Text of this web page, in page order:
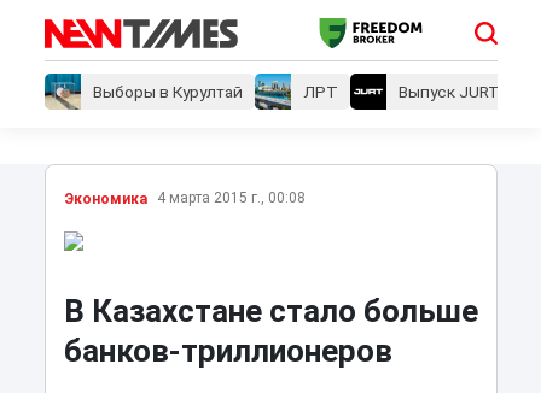
Выборы в Курултай ЛРТ Выпуск JURT
Экономика 4 марта 2015 г., 00:08
В Казахстане стало больше
банков-триллионеров